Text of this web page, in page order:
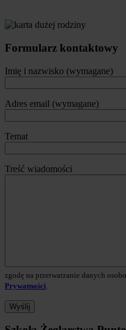
Formularz kontaktowy
Imię i nazwisko (wymagane)
Adres email (wymagane)
Temat
Treść wiadomości
zgodę na przetwarzanie danych
Prywatności